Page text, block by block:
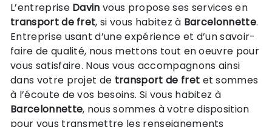
L’entreprise Davin vous propose ses services en
transport de fret, si vous habitez à Barcelonnette.
Entreprise usant d’une expérience et d’un savoir-
faire de qualité, nous mettons tout en oeuvre pour
vous satisfaire. Nous vous accompagnons ainsi
dans votre projet de transport de fret et sommes
à l’écoute de vos besoins. Si vous habitez à
Barcelonnette, nous sommes à votre disposition
pour vous transmettre les renseignements